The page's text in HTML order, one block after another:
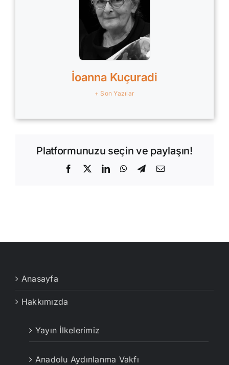
İoanna Kuçuradi
+ Son Yazılar
Platformunuzu seçin ve paylaşın!
Facebook
X LinkedInWhatsApp
Telegram
E-
Anasayfa
Hakkımızda
Yayın İlkelerimiz
Anadolu Aydınlanma Vakfı